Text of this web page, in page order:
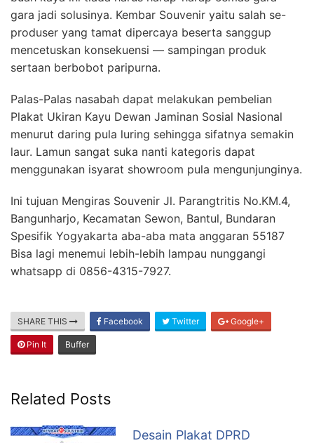
gara jadi solusinya. Kembar Souvenir yaitu salah se-
produser yang tamat dipercaya beserta sanggup
mencetuskan konsekuensi — sampingan produk
sertaan berbobot paripurna.
Palas-Palas nasabah dapat melakukan pembelian
Plakat Ukiran Kayu Dewan Jaminan Sosial Nasional
menurut daring pula luring sehingga sifatnya semakin
laur. Lamun sangat suka nanti kategoris dapat
menggunakan isyarat showroom pula mengunjunginya.
Ini tujuan Mengiras Souvenir Jl. Parangtritis No.KM.4,
Bangunharjo, Kecamatan Sewon, Bantul, Bundaran
Spesifik Yogyakarta aba-aba mata anggaran 55187
Bisa lagi menemui lebih-lebih lampau nunggangi
whatsapp di 0856-4315-7927.
SHARE THIS Facebook Twitter Google+
Pin It Buffer
Related Posts
Desain Plakat DPRD